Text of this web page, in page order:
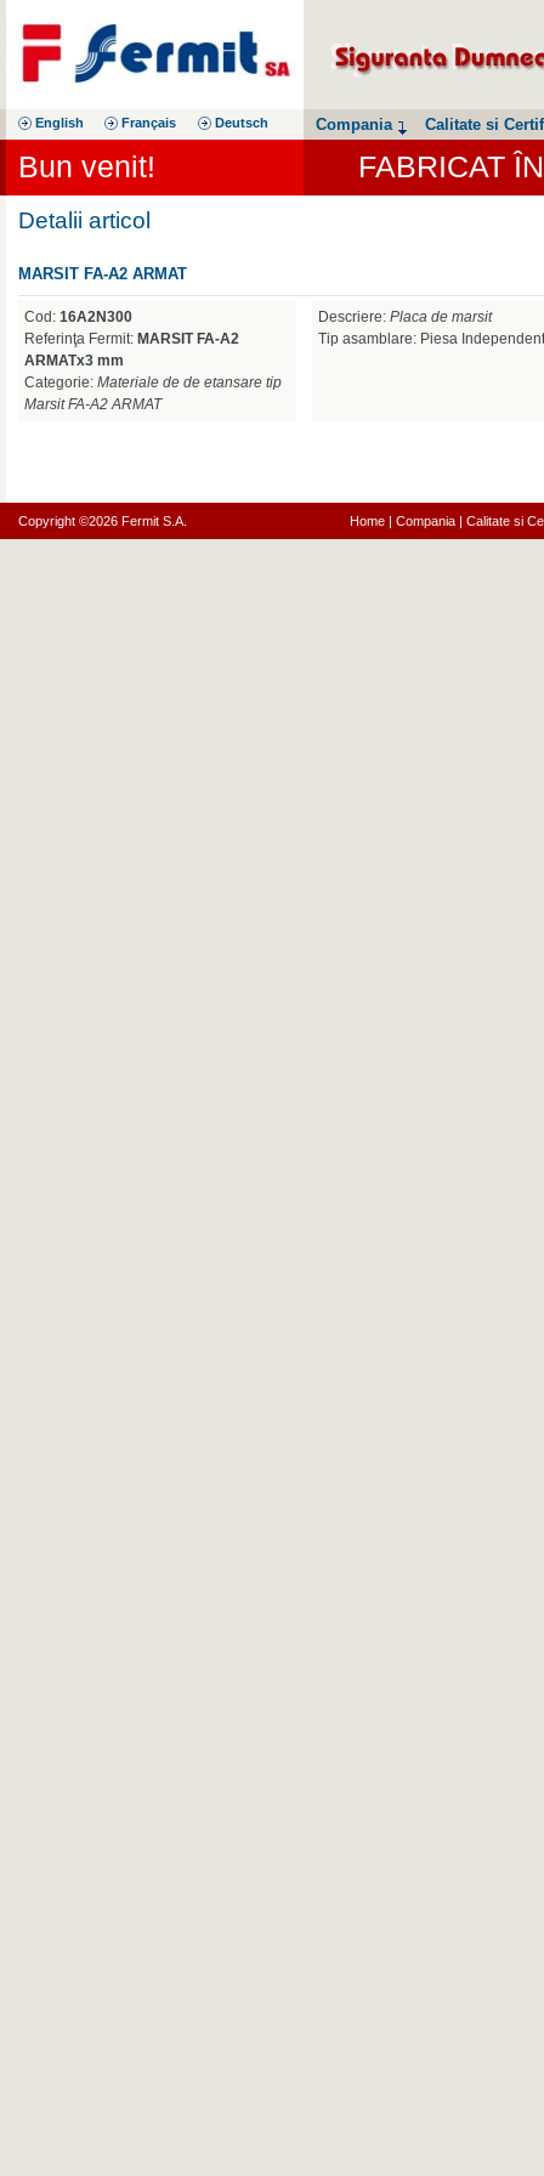
English Français Deutsch Compania Calitate si
Bun venit! FABRICAT
Detalii articol
MARSIT FA-A2 ARMAT
Cod: 16A2N300
Referinţa Fermit: MARSIT FA-A2
ARMATx3 mm
Categorie: Materiale de de etansare tip
Marsit FA-A2 ARMAT
Descriere: Placa de marsit
Tip asamblare: Piesa
Copyright ©2026 Fermit S.A. Home| Compania| Calitate si